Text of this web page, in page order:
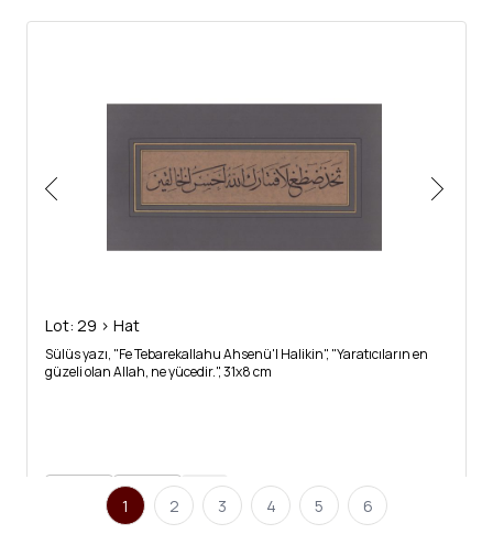
Lot: 29 > Hat
Sülüs yazı, "Fe Tebarekallahu Ahsenü'l Halikin", "Yaratıcıların en
güzeli olan Allah, ne yücedir.", 31x8 cm
42
1 2 3 4 5 6